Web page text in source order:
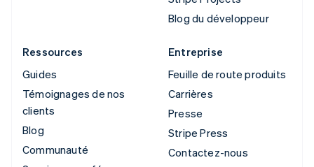
Blog du développeur
Ressources
Guides
Témoignages de nos
clients
Blog
Communauté
Entreprise
Feuille de route produits
Carrières
Presse
Stripe Press
Contactez-nous